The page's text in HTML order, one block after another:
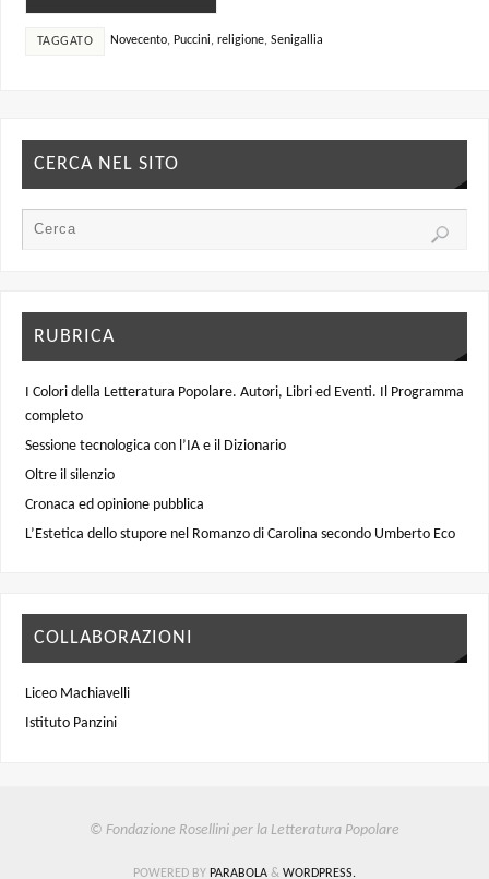
TAGGATO Novecento, Puccini,religione,Senigallia
CERCA NEL SITO
RUBRICA
I Colori della Letteratura Popolare. Autori, Libri ed Eventi. Il Programma
completo
Sessione tecnologica con l’IA e il Dizionario
Oltre il silenzio
Cronaca ed opinione pubblica
L’Estetica dello stupore nel Romanzo di Carolina secondo Umberto Eco
COLLABORAZIONI
Liceo Machiavelli
Istituto Panzini
© Fondazione Rosellini per la Letteratura Popolare
POWERED BY PARABOLA & WORDPRESS.